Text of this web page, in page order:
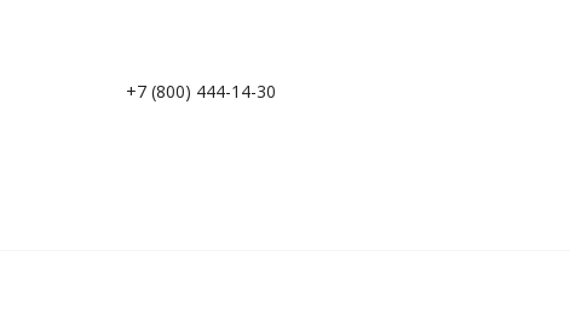
+7 (800) 444-14-30